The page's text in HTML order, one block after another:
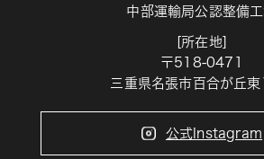
中部運輸局公認整備
[所在地]
〒518-0471
三重県名張市百合が丘
公式Instagram